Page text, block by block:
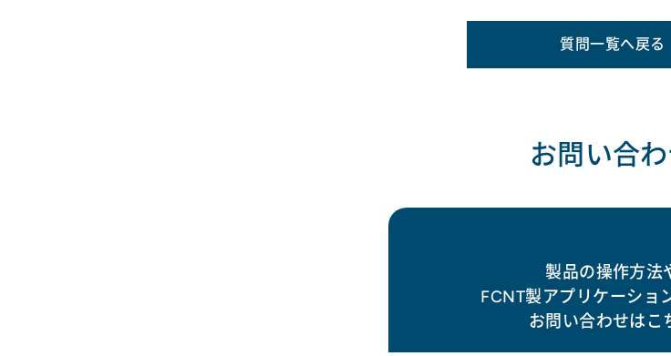
質問一覧へ戻る
お問い合
製品の操作方法
FCNT製アプリケーショ
お問い合わせはこ